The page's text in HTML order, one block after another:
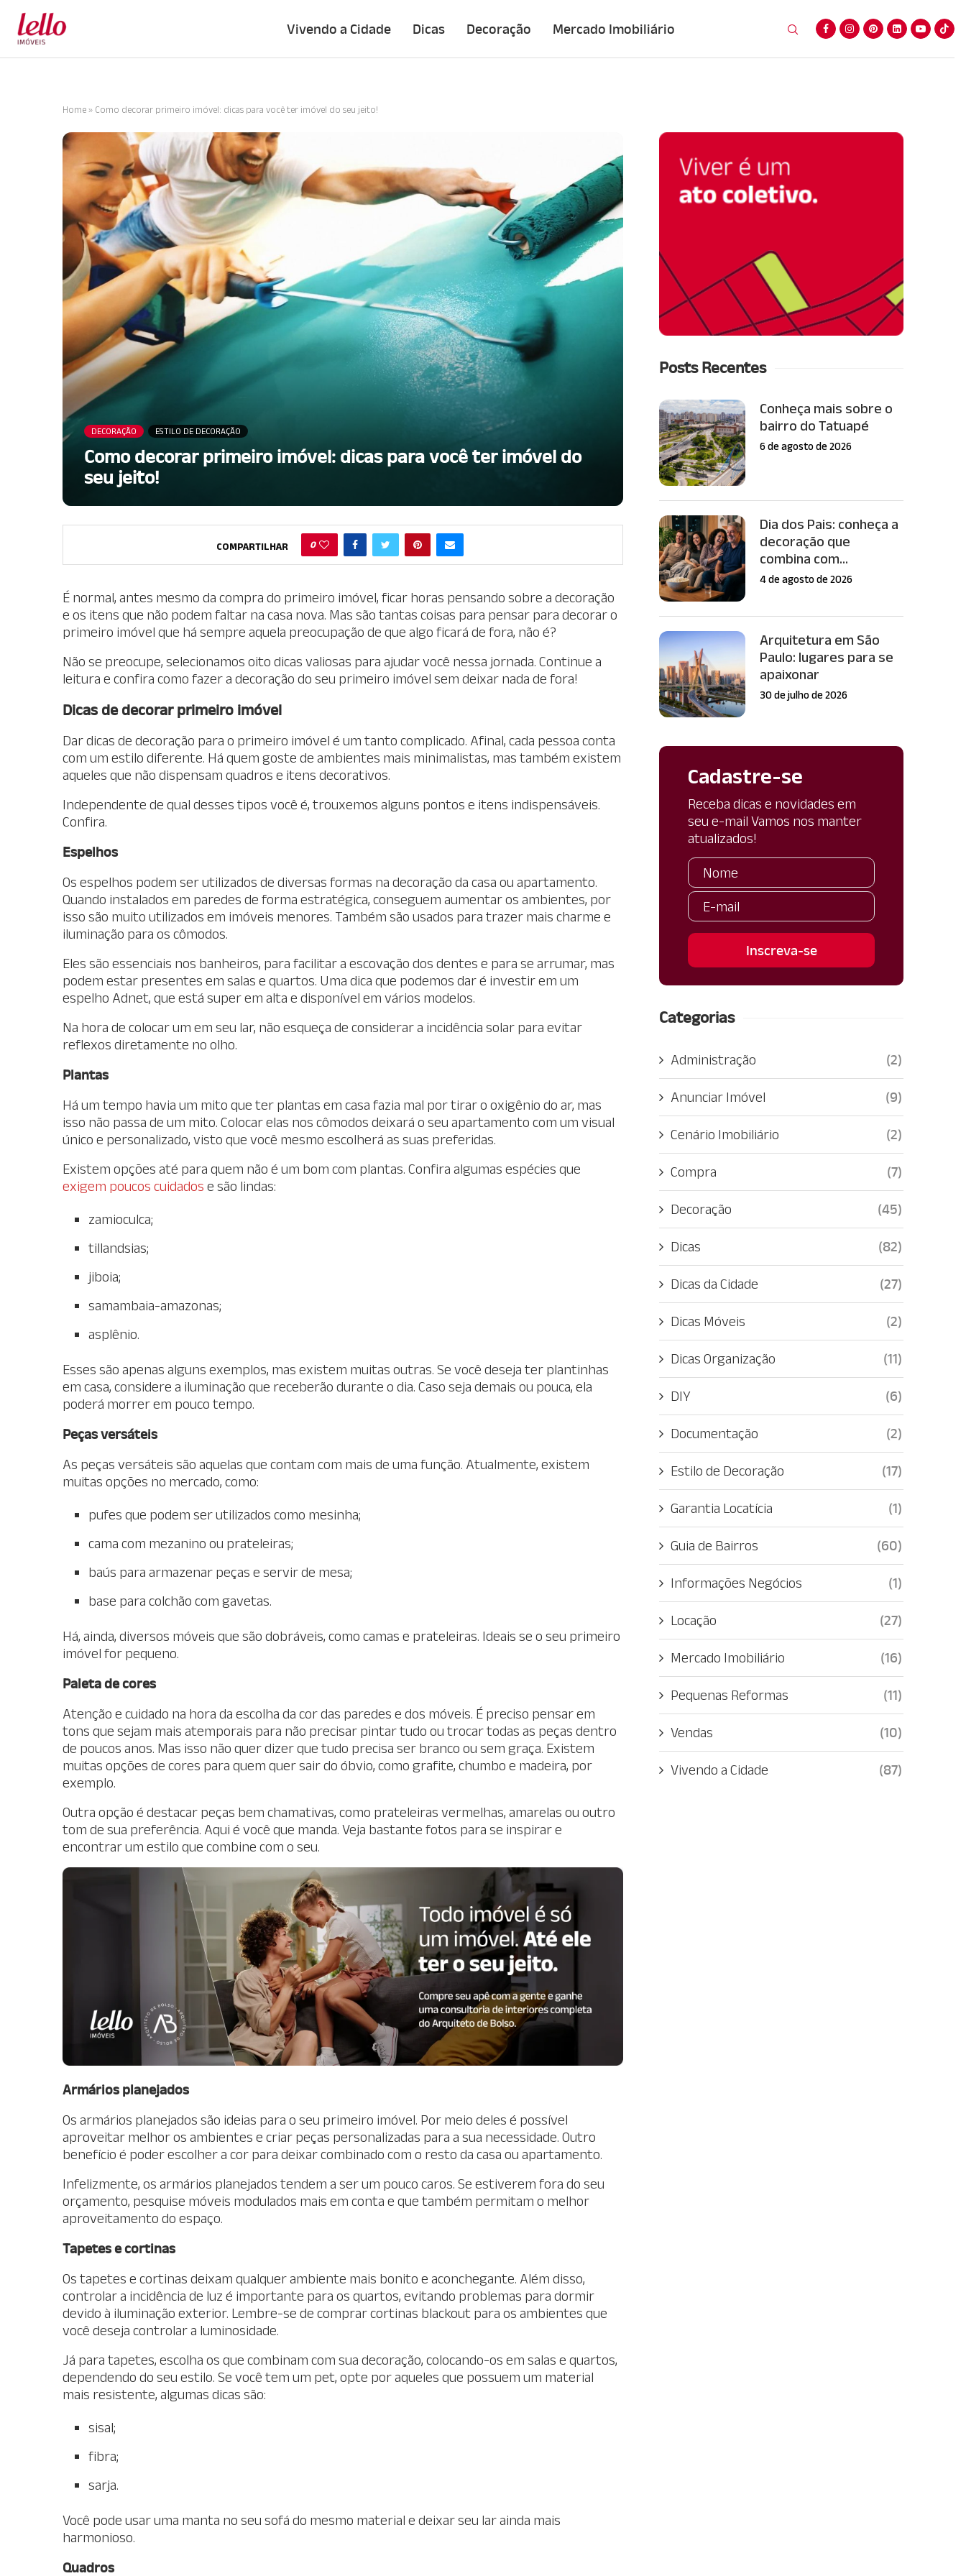
Vivendo a Cidade Dicas Decoração Mercado Imobiliário
Home » Como decorar primeiro imóvel: dicas para você ter imóvel do seu jeito!
DECORAÇÃO ESTILO DE DECORAÇÃO
Como decorar primeiro imóvel: dicas para você ter imóvel do
seu jeito!
COMPARTILHAR 0
É normal, antes mesmo da compra do primeiro imóvel, ficar horas pensando sobre a decoração
e os itens que não podem faltar na casa nova. Mas são tantas coisas para pensar para decorar o
primeiro imóvel que há sempre aquela preocupação de que algo ficará de fora, não é?
Não se preocupe, selecionamos oito dicas valiosas para ajudar você nessa jornada. Continue a
leitura e confira como fazer a decoração do seu primeiro imóvel sem deixar nada de fora!
Dicas de decorar primeiro imóvel
Dar dicas de decoração para o primeiro imóvel é um tanto complicado. Afinal, cada pessoa conta
com um estilo diferente. Há quem goste de ambientes mais minimalistas, mas também existem
aqueles que não dispensam quadros e itens decorativos.
Independente de qual desses tipos você é, trouxemos alguns pontos e itens indispensáveis.
Confira.
Espelhos
Os espelhos podem ser utilizados de diversas formas na decoração da casa ou apartamento.
Quando instalados em paredes de forma estratégica, conseguem aumentar os ambientes, por
isso são muito utilizados em imóveis menores. Também são usados para trazer mais charme e
iluminação para os cômodos.
Eles são essenciais nos banheiros, para facilitar a escovação dos dentes e para se arrumar, mas
podem estar presentes em salas e quartos. Uma dica que podemos dar é investir em um
espelho Adnet, que está super em alta e disponível em vários modelos.
Na hora de colocar um em seu lar, não esqueça de considerar a incidência solar para evitar
reflexos diretamente no olho.
Plantas
Há um tempo havia um mito que ter plantas em casa fazia mal por tirar o oxigênio do ar, mas
isso não passa de um mito. Colocar elas nos cômodos deixará o seu apartamento com um visual
único e personalizado, visto que você mesmo escolherá as suas preferidas.
Existem opções até para quem não é um bom com plantas. Confira algumas espécies que
exigem poucos cuidados e são lindas:
zamioculca;
tillandsias;
jiboia;
samambaia-amazonas;
asplênio.
Esses são apenas alguns exemplos, mas existem muitas outras. Se você deseja ter plantinhas
em casa, considere a iluminação que receberão durante o dia. Caso seja demais ou pouca, ela
poderá morrer em pouco tempo.
Peças versáteis
As peças versáteis são aquelas que contam com mais de uma função. Atualmente, existem
muitas opções no mercado, como:
pufes que podem ser utilizados como mesinha;
cama com mezanino ou prateleiras;
baús para armazenar peças e servir de mesa;
base para colchão com gavetas.
Há, ainda, diversos móveis que são dobráveis, como camas e prateleiras. Ideais se o seu primeiro
imóvel for pequeno.
Paleta de cores
Atenção e cuidado na hora da escolha da cor das paredes e dos móveis. É preciso pensar em
tons que sejam mais atemporais para não precisar pintar tudo ou trocar todas as peças dentro
de poucos anos. Mas isso não quer dizer que tudo precisa ser branco ou sem graça. Existem
muitas opções de cores para quem quer sair do óbvio, como grafite, chumbo e madeira, por
exemplo.
Outra opção é destacar peças bem chamativas, como prateleiras vermelhas, amarelas ou outro
tom de sua preferência. Aqui é você que manda. Veja bastante fotos para se inspirar e
encontrar um estilo que combine com o seu.
Armários planejados
Os armários planejados são ideias para o seu primeiro imóvel. Por meio deles é possível
aproveitar melhor os ambientes e criar peças personalizadas para a sua necessidade. Outro
benefício é poder escolher a cor para deixar combinado com o resto da casa ou apartamento.
Infelizmente, os armários planejados tendem a ser um pouco caros. Se estiverem fora do seu
orçamento, pesquise móveis modulados mais em conta e que também permitam o melhor
aproveitamento do espaço.
Tapetes e cortinas
Os tapetes e cortinas deixam qualquer ambiente mais bonito e aconchegante. Além disso,
controlar a incidência de luz é importante para os quartos, evitando problemas para dormir
devido à iluminação exterior. Lembre-se de comprar cortinas blackout para os ambientes que
você deseja controlar a luminosidade.
Já para tapetes, escolha os que combinam com sua decoração, colocando-os em salas e quartos,
dependendo do seu estilo. Se você tem um pet, opte por aqueles que possuem um material
mais resistente, algumas dicas são:
sisal;
fibra;
sarja.
Você pode usar uma manta no seu sofá do mesmo material e deixar seu lar ainda mais
harmonioso.
Quadros
Posts Recentes
Conheça mais sobre o
bairro do Tatuapé
6 de agosto de 2026
Dia dos Pais: conheça a
decoração que
combina com...
4 de agosto de 2026
Arquitetura em São
Paulo: lugares para se
apaixonar
30 de julho de 2026
Cadastre-se
Receba dicas e novidades em
seu e-mail Vamos nos manter
atualizados!
Categorias
Administração (2)
Anunciar Imóvel (9)
Cenário Imobiliário (2)
Compra (7)
Decoração (45)
Dicas (82)
Dicas da Cidade (27)
Dicas Móveis (2)
Dicas Organização (11)
DIY (6)
Documentação (2)
Estilo de Decoração (17)
Garantia Locatícia (1)
Guia de Bairros (60)
Informações Negócios (1)
Locação (27)
Mercado Imobiliário (16)
Pequenas Reformas (11)
Vendas (10)
Vivendo a Cidade (87)